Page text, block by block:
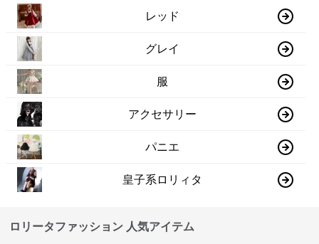
レッド
グレイ
服
アクセサリー
パニエ
皇子系ロリィタ
ロリータファッション 人気アイテム